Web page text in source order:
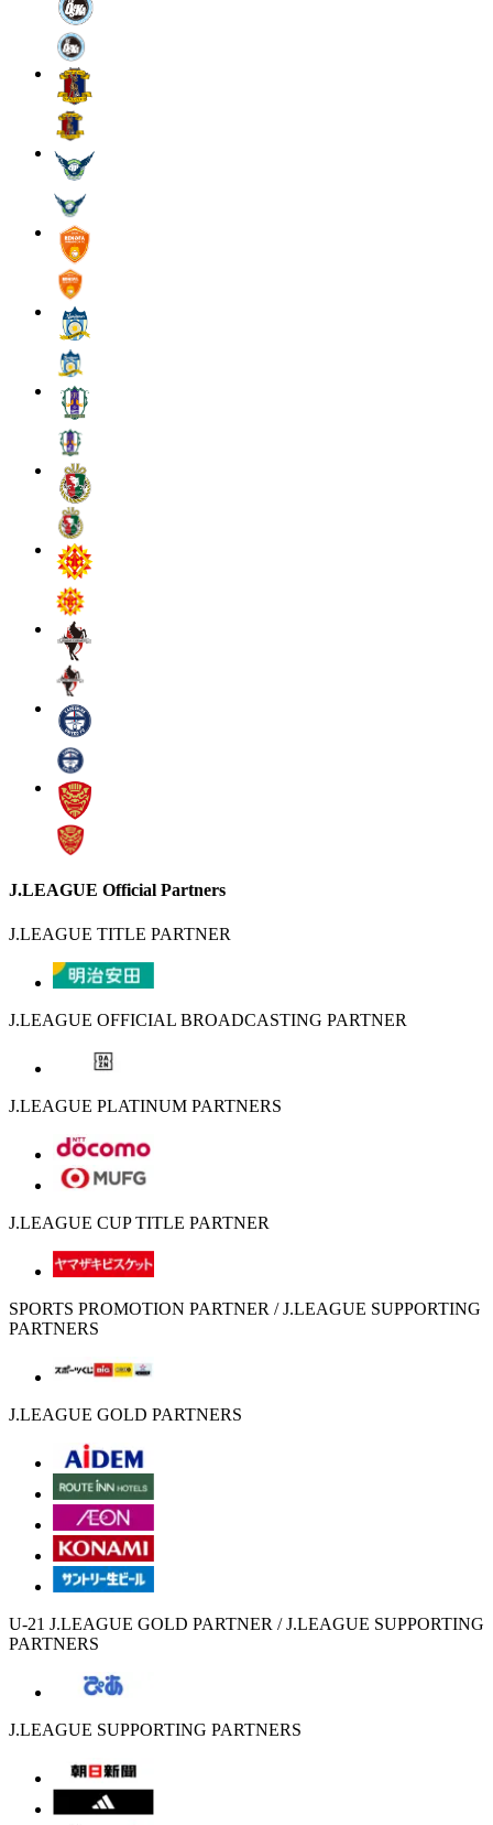
J.LEAGUE Official Partners
J.LEAGUE TITLE PARTNER
J.LEAGUE OFFICIAL BROADCASTING PARTNER
J.LEAGUE PLATINUM PARTNERS
J.LEAGUE CUP TITLE PARTNER
SPORTS PROMOTION PARTNER / J.LEAGUE SUPPORTING
PARTNERS
J.LEAGUE GOLD PARTNERS
U-21 J.LEAGUE GOLD PARTNER / J.LEAGUE SUPPORTING
PARTNERS
J.LEAGUE SUPPORTING PARTNERS